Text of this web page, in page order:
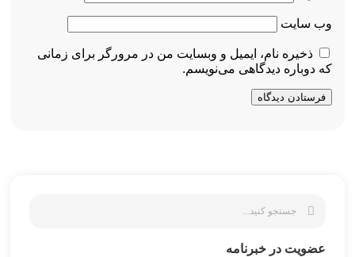
وب‌ سایت
ذخیره نام، ایمیل و وبسایت من در مرورگر برای زمانی
که دوباره دیدگاهی می‌نویسم.
عضویت در خبرنامه